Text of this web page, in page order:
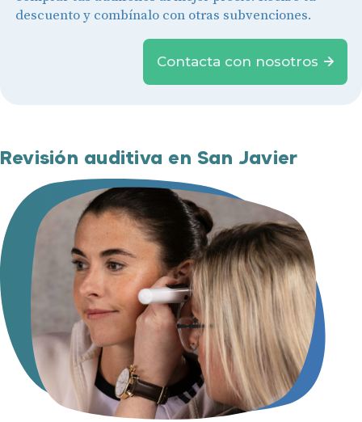
descuento y combínalo con otras subvenciones.
Contacta con nosotros
Revisión auditiva en San Javier